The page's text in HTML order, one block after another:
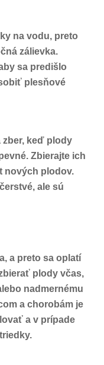
na vodu, preto
zálievka.
sa predišlo
plesňové
zber, keď plody
Zbierajte ich
nových plodov.
ale sú
a preto sa oplatí
plody včas,
nadmernému
a chorobám je
a v prípade